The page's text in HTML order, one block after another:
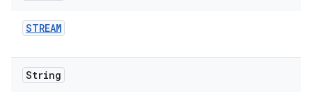
STREAM
String